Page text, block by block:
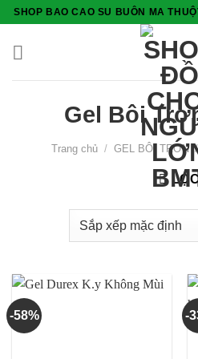
Skip
content
SHOP BAO CAO SU BUÔN MA
Gel Bôi
Trang chủ / GEL BÔI TRƠN /
LỌC
-58% -